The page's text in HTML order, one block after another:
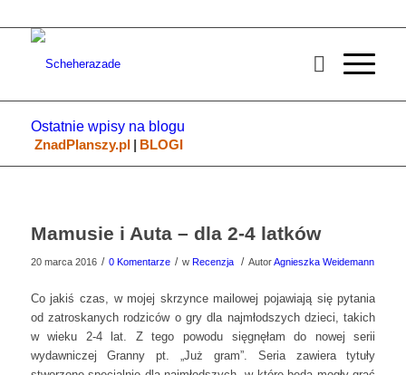
Ostatnie wpisy na blogu
ZnadPlanszy.pl | BLOGI
Mamusie i Auta – dla 2-4 latków
20 marca 2016 / 0 Komentarze / w Recenzja / AutorAgnieszka Weidemann
Co jakiś czas, w mojej skrzynce mailowej pojawiają się pytania
od zatroskanych rodziców o gry dla najmłodszych dzieci, takich
w wieku 2-4 lat. Z tego powodu sięgnęłam do nowej serii
wydawniczej Granny pt. „Już gram”. Seria zawiera tytuły